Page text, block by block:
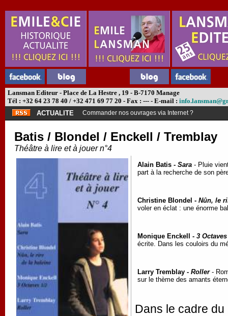
Lansman Editeur - Place de La Hestre , 19 - B-7170 Manage
Tél : +32 64 23 78 40 / +32 471 69 77 20 - Fax : --- - E-mail :
ACTUALITE
Commander nos ouvrages via Internet ?
Batis / Blondel / Enckell / Tremblay
Théâtre à lire et à jouer n°4
Alain Batis - Sara - Pluie
part à la recherche de son
Christine Blondel - Nûn, le
voler en éclat : une énorme
Monique Enckell - 3
écrite. Dans les couloirs du
Larry Tremblay - Roller-
sur le thème des amants
Dans le cadre